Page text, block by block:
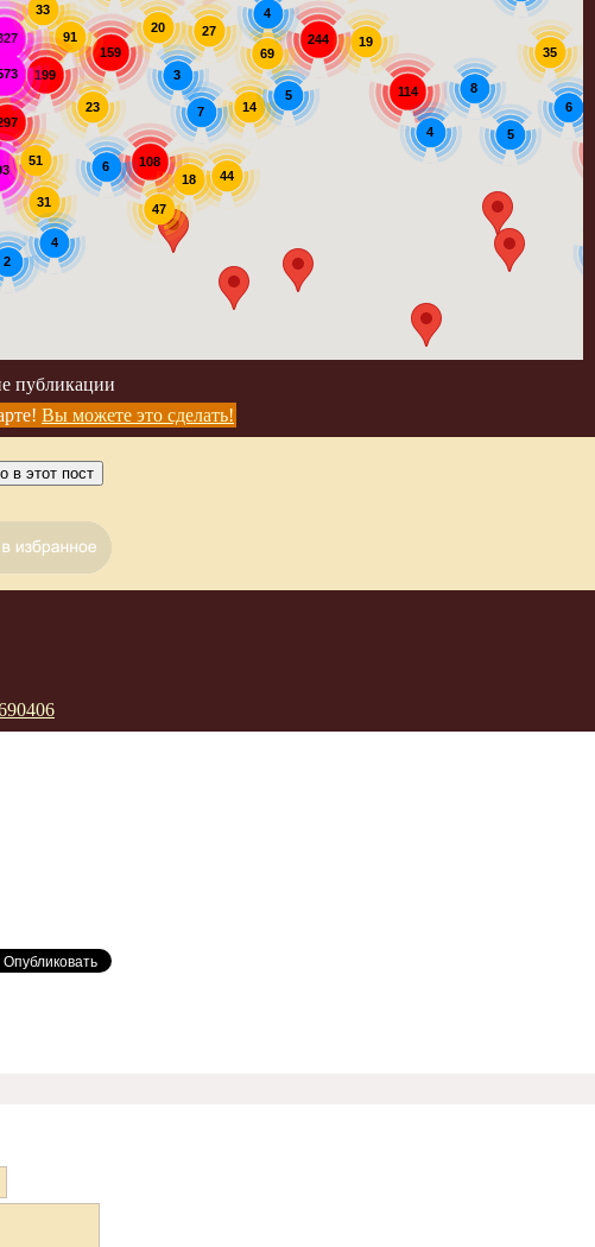
159
14
244
27
44
91
199
20
108
114
51
5
69
31
7
8
19
3
47
4
4
23
4
33
2
6
18
5
6
35
публикации
Вы можете это сделать!
в этот пост